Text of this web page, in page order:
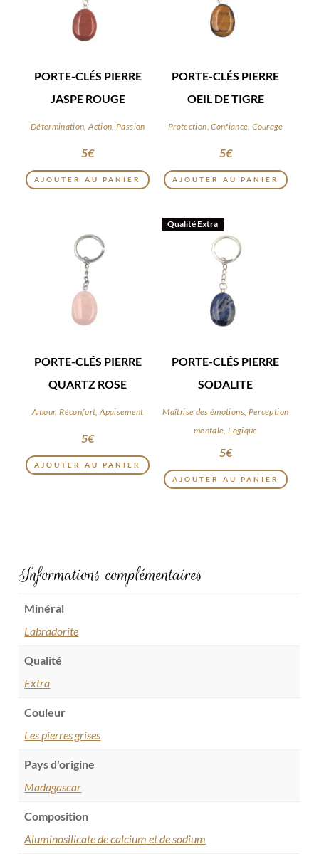
PORTE-CLÉS PIERRE
JASPE ROUGE
Détermination, Action, Passion
5€
AJOUTER AU PANIER
PORTE-CLÉS PIERRE
OEIL DE TIGRE
Protection, Confiance, Courage
5€
AJOUTER AU PANIER
PORTE-CLÉS PIERRE
QUARTZ ROSE
Amour, Réconfort, Apaisement
5€
AJOUTER AU PANIER
Qualité Extra
PORTE-CLÉS PIERRE
SODALITE
Maîtrise des émotions, Perception
mentale, Logique
5€
AJOUTER AU PANIER
Informations complémentaires
Minéral
Labradorite
Qualité
Extra
Couleur
Les pierres grises
Pays d'origine
Madagascar
Composition
Aluminosilicate de calcium et de sodium